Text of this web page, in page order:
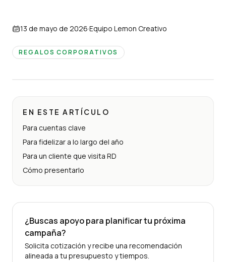
13 de mayo de 2026·Equipo Lemon Creativo
REGALOS CORPORATIVOS
EN ESTE ARTÍCULO
Para cuentas clave
Para fidelizar a lo largo del año
Para un cliente que visita RD
Cómo presentarlo
¿Buscas apoyo para planificar tu próxima
campaña?
Solicita cotización y recibe una recomendación
alineada a tu presupuesto y tiempos.